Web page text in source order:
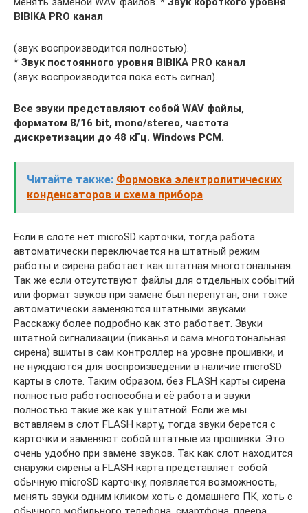
BIBIKA PRO канал
(звук воспроизводится полностью).
* Звук постоянного уровня BIBIKA PRO канал
(звук воспроизводится пока есть сигнал).
Все звуки представляют собой WAV файлы,
форматом 8/16 bit, mono/stereo, частота
дискретизации до 48 кГц. Windows PCM.
Читайте также: Формовка электролитических
конденсаторов и схема прибора
Если в слоте нет microSD карточки, тогда работа
автоматически переключается на штатный режим
работы и сирена работает как штатная многотональная.
Так же если отсутствуют файлы для отдельных событий
или формат звуков при замене был перепутан, они тоже
автоматически заменяются штатными звуками.
Расскажу более подробно как это работает. Звуки
штатной сигнализации (пиканья и сама многотональная
сирена) вшиты в сам контроллер на уровне прошивки, и
не нуждаются для воспроизведении в наличие microSD
карты в слоте. Таким образом, без FLASH карты сирена
полностью работоспособна и её работа и звуки
полностью такие же как у штатной. Если же мы
вставляем в слот FLASH карту, тогда звуки берется с
карточки и заменяют собой штатные из прошивки. Это
очень удобно при замене звуков. Так как слот находится
снаружи сирены а FLASH карта представляет собой
обычную microSD карточку, появляется возможность,
менять звуки одним кликом хоть с домашнего ПК, хоть с